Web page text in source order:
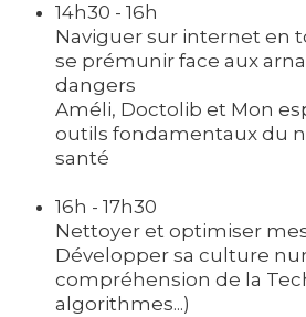
14h30 - 16h
Naviguer sur internet en
se prémunir face aux
dangers
Améli, Doctolib et Mon
outils fondamentaux du
santé
16h - 17h30
Nettoyer et optimiser
Développer sa culture
compréhension de la
algorithmes...)